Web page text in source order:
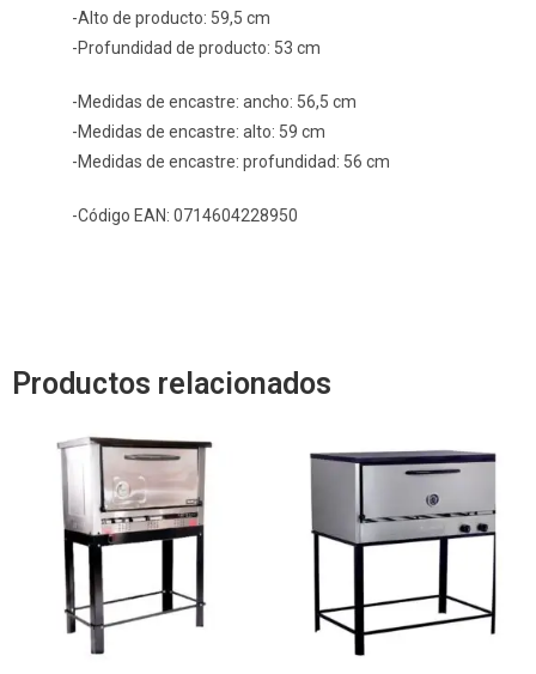
-Alto de producto: 59,5 cm
-Profundidad de producto: 53 cm
-Medidas de encastre: ancho: 56,5 cm
-Medidas de encastre: alto: 59 cm
-Medidas de encastre: profundidad: 56 cm
-Código EAN: 0714604228950
Productos relacionados